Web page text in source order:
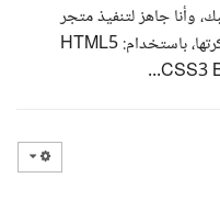
وأنا جاهز لتنفيذ متجر
إلكتروني بسيط بجميع المواصفات اللي ذكرتها، باستخدام: HTML5
CSS3